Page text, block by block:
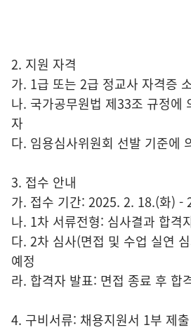
2. 지원 자격
가. 1급 또는 2급 정교사 자격증
나. 국가공무원법 제33조 규정에
자
다. 임용심사위원회 선발 기준에
3. 접수 안내
가. 접수 기간: 2025. 2. 18.(화) -
나. 1차 서류전형: 심사결과 합격
다. 2차 심사(면접 및 수업 실연
예정
라. 합격자 발표: 면접 종료 후 합
4. 구비서류: 채용지원서 1부 제출